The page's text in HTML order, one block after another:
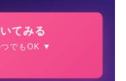
てみる
でもOK ▼